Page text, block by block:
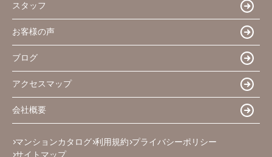
スタッフ
お客様の声
ブログ
アクセスマップ
会社概要
マンションカタログ 利用規約 プライバシーポリシー
サイトマップ